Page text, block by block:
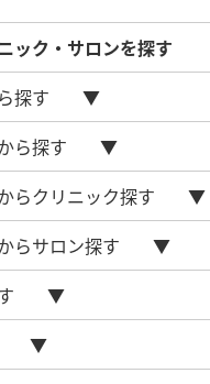
ック・サロンを探す
探す
ら探す
らクリニック探す
らサロン探す